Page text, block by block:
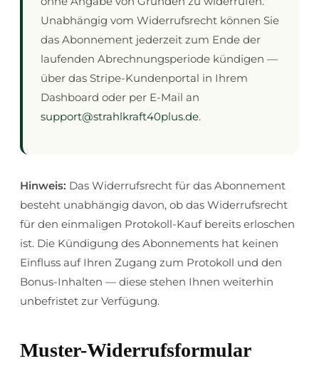
Unabhängig vom Widerrufsrecht können Sie
das Abonnement jederzeit zum Ende der
laufenden Abrechnungsperiode kündigen —
über das Stripe-Kundenportal in Ihrem
Dashboard oder per E-Mail an
support@strahlkraft40plus.de.
Hinweis: Das Widerrufsrecht für das Abonnement
besteht unabhängig davon, ob das Widerrufsrecht
für den einmaligen Protokoll-Kauf bereits erloschen
ist. Die Kündigung des Abonnements hat keinen
Einfluss auf Ihren Zugang zum Protokoll und den
Bonus-Inhalten — diese stehen Ihnen weiterhin
unbefristet zur Verfügung.
Muster-Widerrufsformular